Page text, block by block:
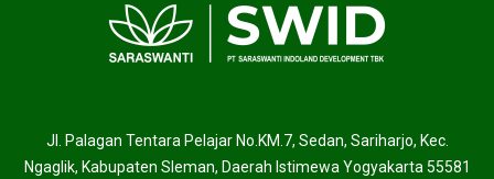
Jl. Palagan Tentara Pelajar No.KM.7, Sedan, Sariharjo, Kec.
Ngaglik, Kabupaten Sleman, Daerah Istimewa Yogyakarta 55581